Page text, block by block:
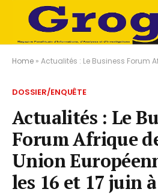
Home » Actualités : Le Business Forum Afrique de l’Ouest
DOSSIER/ENQUÊTE
Actualités : Le
Forum Afrique
Union
les 16 et 17 juin